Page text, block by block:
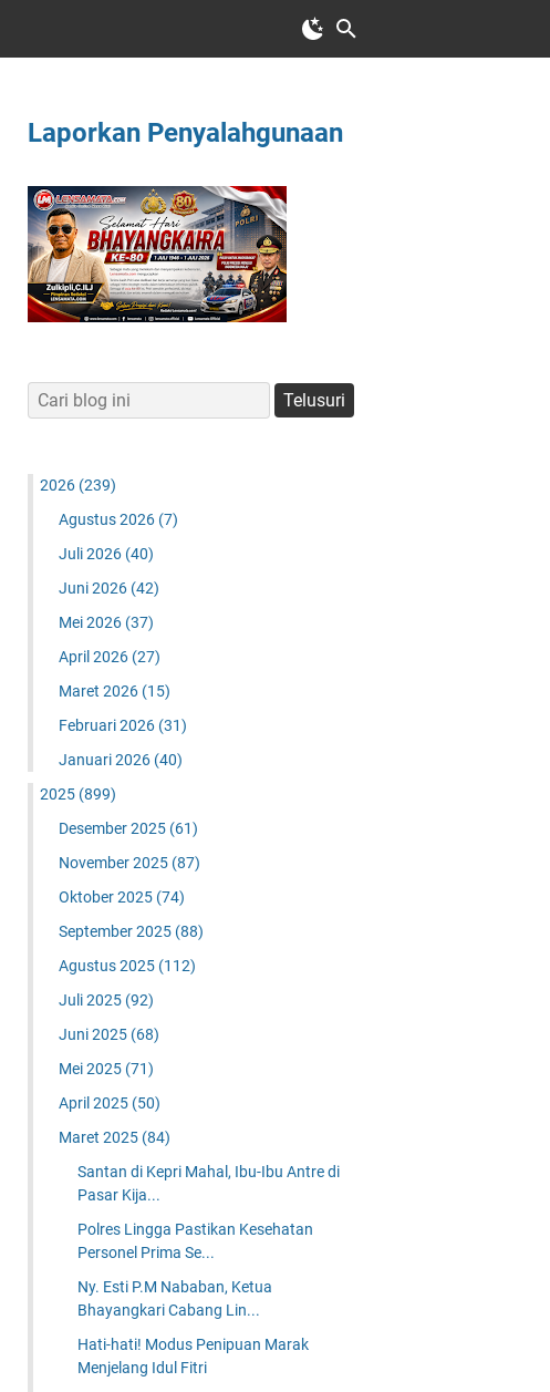
Laporkan Penyalahgunaan
2026 (239)
Agustus 2026 (7)
Juli 2026 (40)
Juni 2026 (42)
Mei 2026 (37)
April 2026 (27)
Maret 2026 (15)
Februari 2026 (31)
Januari 2026 (40)
2025 (899)
Desember 2025 (61)
November 2025 (87)
Oktober 2025 (74)
September 2025 (88)
Agustus 2025 (112)
Juli 2025 (92)
Juni 2025 (68)
Mei 2025 (71)
April 2025 (50)
Maret 2025 (84)
Santan di Kepri Mahal, Ibu-Ibu Antre di
Pasar Kija...
Polres Lingga Pastikan Kesehatan
Personel Prima Se...
Ny. Esti P.M Nababan, Ketua
Bhayangkari Cabang Lin...
Hati-hati! Modus Penipuan Marak
Menjelang Idul Fitri